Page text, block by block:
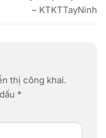
– KTKTTayNinh
thị công khai.
*